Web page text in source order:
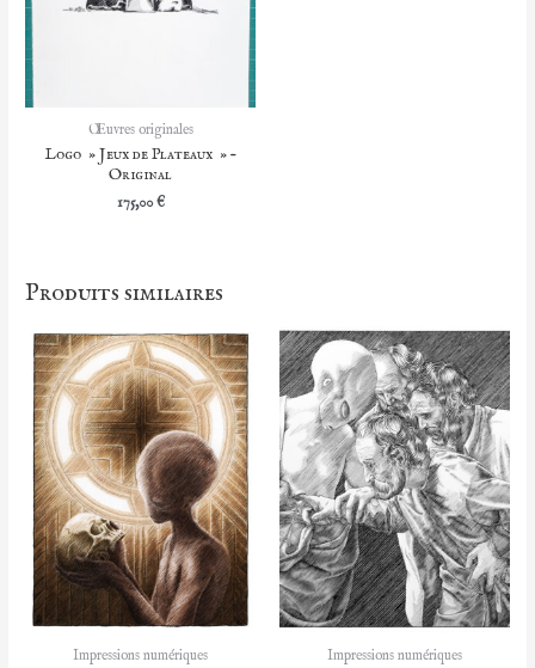
Œuvres originales
Logo » Jeux de Plateaux » –
Original
175,00€
Produits similaires
Impressions numériques Impressions numériques